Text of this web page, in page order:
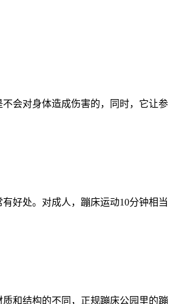
会对身体造成伤害的，同时，它让参
好处。对成人，蹦床运动10分钟相当
和结构的不同，正规蹦床公园里的蹦